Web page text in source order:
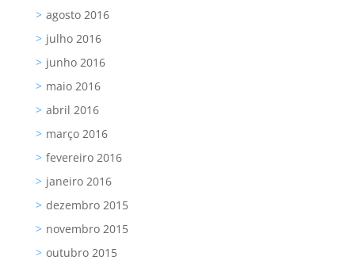
agosto 2016
julho 2016
junho 2016
maio 2016
abril 2016
março 2016
fevereiro 2016
janeiro 2016
dezembro 2015
novembro 2015
outubro 2015